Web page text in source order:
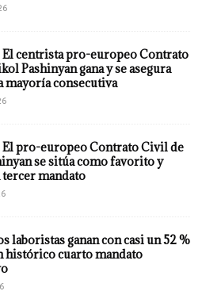
El centrista pro-europeo Contrato
Pashinyan gana y se asegura
mayoría consecutiva
El pro-europeo Contrato Civil de
se sitúa como favorito y
tercer mandato
laboristas ganan con casi un 52 %
histórico cuarto mandato